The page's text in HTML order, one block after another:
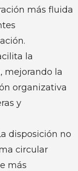
más fluida
la
mejorando la
organizativa
y
disposición no
circular
más